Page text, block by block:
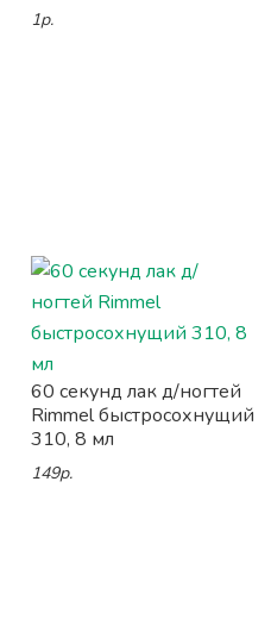
1р.
60 секунд лак д/ногтей
Rimmel быстросохнущий
310, 8 мл
149р.